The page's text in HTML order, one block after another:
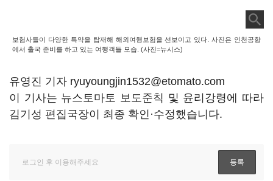
보험사들이 다양한 특약을 탑재해 해외여행보험을 선보이고 있다. 사진은 인천공항
에서 출국 준비를 하고 있는 여행객들 모습. (사진=뉴시스)
유영진 기자 ryuyoungjin1532@etomato.com
이 기사는 뉴스토마토 보도준칙 및 윤리강령에 따라
김기성 편집국장이 최종 확인·수정했습니다.